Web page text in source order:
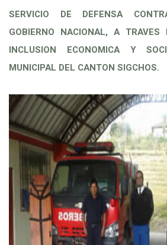
SERVICIO DE DEFENSA
GOBIERNO NACIONAL, A TRAVES
INCLUSION ECONOMICA Y
MUNICIPAL DEL CANTON SIGCHOS.